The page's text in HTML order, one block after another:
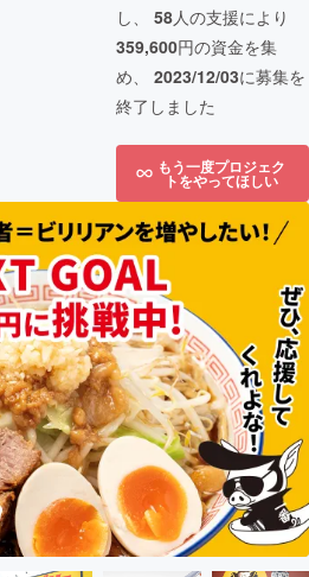
し、 58人の支援により
359,600円の資金を集
め、 2023/12/03に募集を
終了しました
もう一度プロジェク
トをやってほしい